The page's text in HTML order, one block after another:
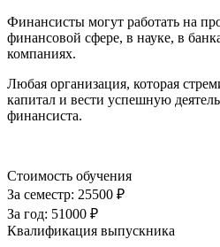
Финансисты могут работать на
финансовой сфере, в науке, в
компаниях.
Любая организация, которая
капитал и вести успешную
финансиста.
Стоимость обучения
За семестр: 25500 ₽
За год: 51000 ₽
Квалификация выпускника